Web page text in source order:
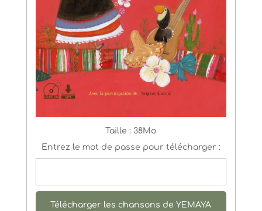
Taille : 38Mo
Entrez le mot de passe pour télécharger :
Télécharger les chansons de YEMAYA